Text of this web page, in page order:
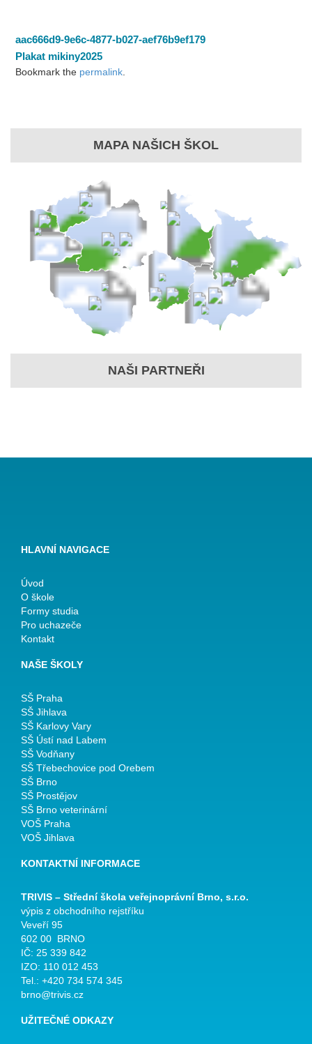
aac666d9-9e6c-4877-b027-aef76b9ef179
Plakat mikiny2025
Bookmark the permalink.
MAPA NAŠICH ŠKOL
NAŠI PARTNEŘI
HLAVNÍ NAVIGACE
Úvod
O škole
Formy studia
Pro uchazeče
Kontakt
NAŠE ŠKOLY
SŠ Praha
SŠ Jihlava
SŠ Karlovy Vary
SŠ Ústí nad Labem
SŠ Vodňany
SŠ Třebechovice pod Orebem
SŠ Brno
SŠ Prostějov
SŠ Brno veterinární
VOŠ Praha
VOŠ Jihlava
KONTAKTNÍ INFORMACE
TRIVIS – Střední škola veřejnoprávní Brno, s.r.o.
výpis z obchodního rejstříku
Veveří 95
602 00 BRNO
IČ: 25 339 842
IZO: 110 012 453
Tel.: +420 734 574 345
brno@trivis.cz
UŽITEČNÉ ODKAZY